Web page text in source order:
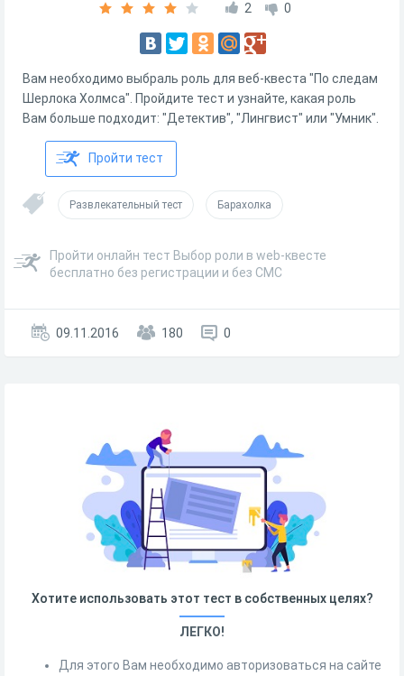
2 0
Вам необходимо выбраль роль для веб-квеста "По следам
Шерлока Холмса". Пройдите тест и узнайте, какая роль
Вам больше подходит: "Детектив", "Лингвист" или "Умник".
Пройти тест
Развлекательный тест Барахолка
Пройти онлайн тест Выбор роли в web-квесте
бесплатно без регистрации и без СМС
09.11.2016 180 0
Хотите использовать этот тест в собственных целях?
ЛЕГКО!
Для этого Вам необходимо авторизоваться на сайте